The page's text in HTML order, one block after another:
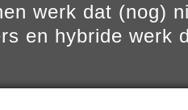
werk dat (nog)
en hybride werk